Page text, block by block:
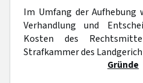
Im Umfang der Aufhebung
Verhandlung und
Kosten des
Strafkammer des
Gründe